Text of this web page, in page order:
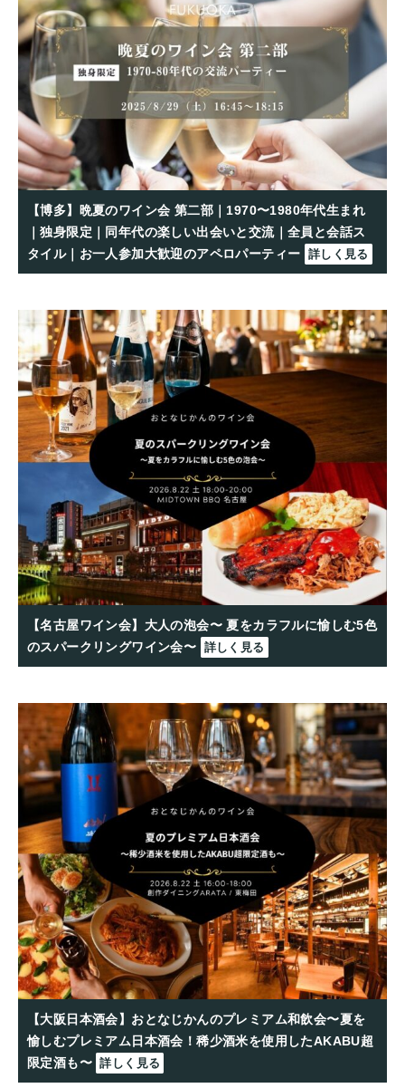
【博多】晩夏のワイン会 第二部｜1970〜1980年代生まれ
｜独身限定｜同年代の楽しい出会いと交流｜全員と会話ス
タイル｜お一人参加大歓迎のアペロパーティー 詳しく見る
【名古屋ワイン会】大人の泡会〜 夏をカラフルに愉しむ5色
のスパークリングワイン会〜 詳しく見る
【大阪日本酒会】おとなじかんのプレミアム和飲会〜夏を
愉しむプレミアム日本酒会！稀少酒米を使用したAKABU超
限定酒も〜 詳しく見る